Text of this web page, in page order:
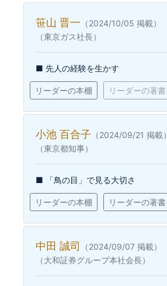
笹山 晋一 （2024/10/05 掲載）
（東京ガス社長）
■ 先人の経験を生かす
リーダーの本棚 リーダーの著書
小池 百合子 （2024/09/21 掲載）
（東京都知事）
■ 「鳥の目」で見る大切さ
リーダーの本棚 リーダーの著書
中田 誠司
（2024/09/07 掲載）
（大和証券グループ本社会長）